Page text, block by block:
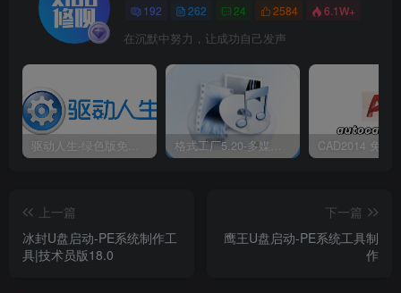
192 262 24 2584 6.1W+
在沉默中努力，让成功自己发声
驱动人生-绿色版免安装|一键运行exe 格式工厂5.20-多媒体格式转换工具|免安装绿色版
上一篇
冰封U盘启动-PE系统制作工
具|技术员版18.0
下一篇
鹰王U盘启动-PE系统工具制
作